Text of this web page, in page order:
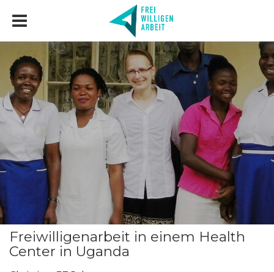
Freiwilligenarbeit in einem Health
Center in Uganda